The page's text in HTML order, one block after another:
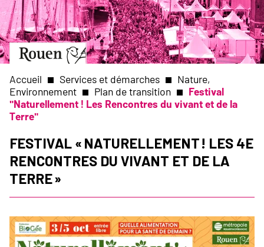
Aller
au
contenu
principal
Aller
à
page
d’accueil
Slide
of
1
Fil
d'Ariane
Accueil Services et démarches
Nature,
Environnement
Plan de transition
Festival
"Naturellement ! Les Rencontres du vivant et de la
Terre"
Festival « Naturellement ! Les 4e
rencontres du vivant et de la
Terre »